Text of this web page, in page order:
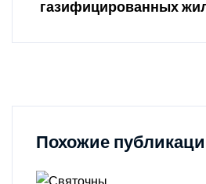
газифицированных
Похожие